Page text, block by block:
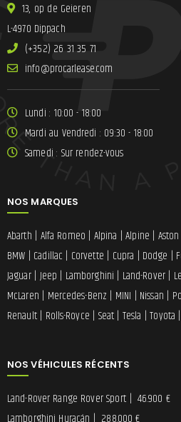
13, op de Geieren
L-4970 Dippach
(+352) 26 31 35 71
moc.esae
lracorp@of
ni
Lundi : 10:00 - 18:00
Mardi au Vendredi : 09:30 - 18:00
Samedi : Sur rendez-vous
NOS MARQUES
Abarth | Alfa Romeo | Alpina |Alpine |
BMW | Cadillac | Corvette | Cupra | Dodge |
Jaguar| Jeep | Lamborghini | Land-Rover|
McLaren | Mercedes-Benz | MINI | Nissan |
Renault| Rolls-Royce | Seat | Tesla |Toyota |
NOS VÉHICULES RÉCENTS
Land-Rover Range Rover Sport | 46.900 €